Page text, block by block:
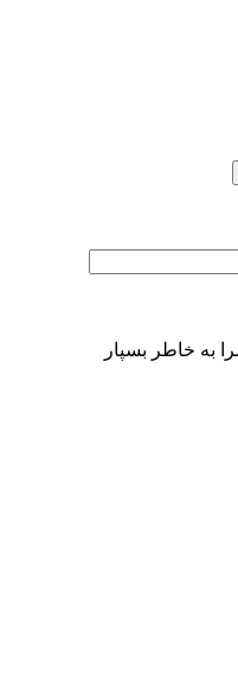
به خاطر بسپار